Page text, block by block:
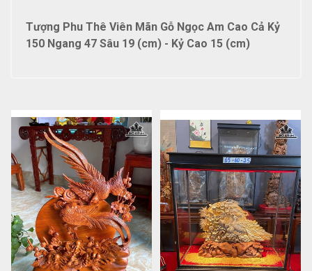
Tượng Phu Thê Viên Mãn Gỗ Ngọc Am Cao Cả Kỷ
150 Ngang 47 Sâu 19 (cm) - Kỷ Cao 15 (cm)